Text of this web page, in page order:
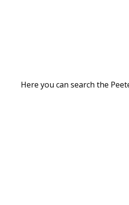
Here you can search the